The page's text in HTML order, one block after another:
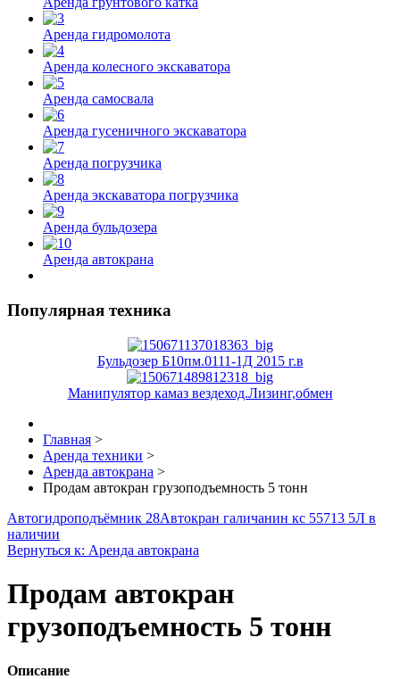
Аренда гидромолота
Аренда колесного экскаватора
Аренда самосвала
Аренда гусеничного экскаватора
Аренда погрузчика
Аренда экскаватора погрузчика
Аренда бульдозера
Аренда автокрана
Популярная техника
Бульдозер Б10пм.0111-1Д 2015 г.в
Манипулятор камаз вездеход.Лизинг,обмен
Главная >
Аренда техники >
Аренда автокрана >
Продам автокран грузоподъемность 5 тонн
Автогидроподъёмник 28Автокран галичанин кс 55713 5Л в
наличии
Вернуться к: Аренда автокрана
Продам автокран
грузоподъемность 5 тонн
Описание